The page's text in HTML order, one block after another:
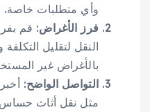
وأي متطلبات خاصة.
فرز الأغراض: قم
النقل لتقليل
بالأغراض غير
التواصل الواضح:
مثل نقل أثاث حساس